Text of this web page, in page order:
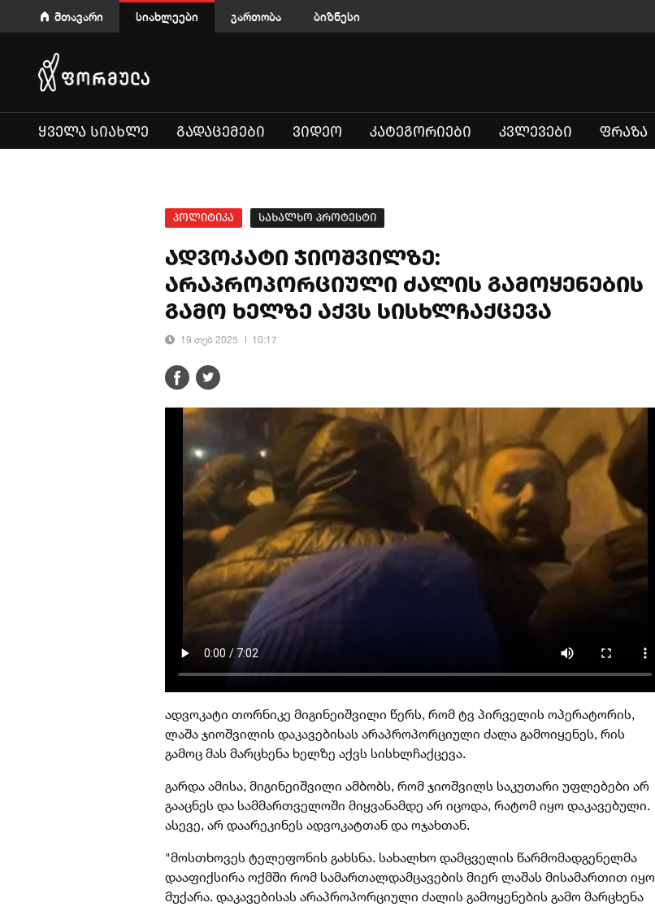
მთავარი სიახლეები გართობა ბიზნესი
ᲧᲕᲔᲚᲐ ᲡᲘᲐᲮᲚᲔ ᲒᲐᲓᲐᲪᲔᲛᲔᲑᲘ ᲕᲘᲓᲔᲝ ᲙᲐᲢᲔᲒᲝᲠᲘᲔᲑᲘ ᲙᲕᲚᲔᲕᲔᲑᲘ ᲤᲠᲐᲖᲐ
პოლიტიკა სახალხო პროტესტი
ადვოკატი ჯიოშვილზე:
არაპროპორციული ძალის გამოყენების
გამო ხელზე აქვს სისხლჩაქცევა
19 თებ 2025 10:17
ადვოკატი თორნიკე მიგინეიშვილი წერს, რომ ტვ პირველის ოპერატორის,
ლაშა ჯიოშვილის დაკავებისას არაპროპორციული ძალა გამოიყენეს, რის
გამოც მას მარცხენა ხელზე აქვს სისხლჩაქცევა.
გარდა ამისა, მიგინეიშვილი ამბობს, რომ ჯიოშვილს საკუთარი უფლებები არ
გააცნეს და სამმართველოში მიყვანამდე არ იცოდა, რატომ იყო დაკავებული.
ასევე, არ დაარეკინეს ადვოკატთან და ოჯახთან.
"მოსთხოვეს ტელეფონის გახსნა. სახალხო დამცველის წარმომადგენელმა
დააფიქსირა ოქმში რომ სამართალდამცავების მიერ ლაშას მისამართით იყო
მუქარა. დაკავებისას არაპროპორციული ძალის გამოყენების გამო მარცხენა